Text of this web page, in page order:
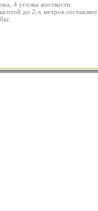
4 уголка жесткости.
до 2-х метров составляет